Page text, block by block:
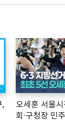
,
오세훈 서울시
회·구청장 민